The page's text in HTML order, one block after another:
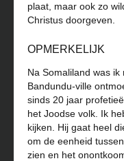
plaat, maar ook zo
Christus doorgeven.
OPMERKELIJK
Na Somaliland was
Bandundu-ville
sinds 20 jaar
het Joodse volk. Ik
kijken. Hij gaat heel
om de eenheid
zien en het